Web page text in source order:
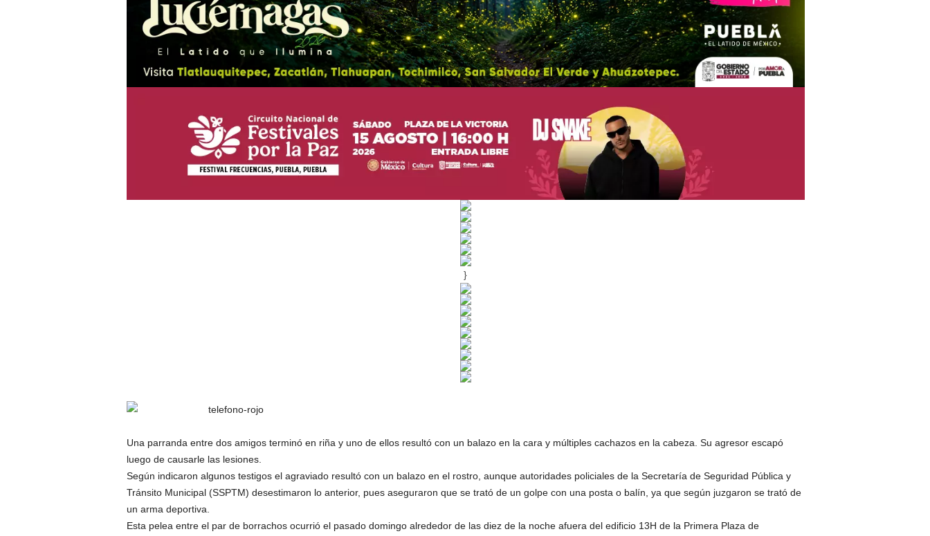
}
Una parranda entre dos amigos terminó en riña y uno de ellos resultó con un balazo en la cara y múltiples cachazos en la cabeza. Su agresor escapó
luego de causarle las lesiones.
Según indicaron algunos testigos el agraviado resultó con un balazo en el rostro, aunque autoridades policiales de la Secretaría de Seguridad Pública y
Tránsito Municipal (SSPTM) desestimaron lo anterior, pues aseguraron que se trató de un golpe con una posta o balín, ya que según juzgaron se trató de
un arma deportiva.
Esta pelea entre el par de borrachos ocurrió el pasado domingo alrededor de las diez de la noche afuera del edificio 13H de la Primera Plaza de